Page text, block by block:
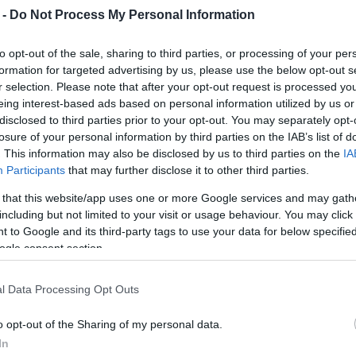
Do Not Process My Personal Information
opt-out of the sale, sharing to third parties, or processing of your
for targeted advertising by us, please use the below opt-out
selection. Please note that after your opt-out request is processed
interest-based ads based on personal information utilized by us
to third parties prior to your opt-out. You may separately
of your personal information by third parties on the IAB’s list of
This information may also be disclosed by us to third parties on the
Participants that may further disclose it to other third parties.
that this website/app uses one or more Google services and may
but not limited to your visit or usage behaviour. You may
to Google and its third-party tags to use your data for below
consent section.
Data Processing Opt Outs
opt-out of the Sharing of my personal data.
οι άνθρωποι της
της διεθνών πτήσεων από
με τον πιο χαρακτηριστικό και
κίνησης αφιξοαναχωρήσεων και στο κερκυραϊκό
οι διεθνείς επιβάτες τον Απρίλιο και 173 τον
107 χιλιάδες το αντίστοιχο δίμηνο του
είναι αποκλειστικά κερκυραϊκή, δείτε τα
αεροδρόμιο της Ρόδου, Διαγόρας.
βυθίζοντας ταμειακά και τον εθνικό
τον τελευταίο ενάμιση μήνα – η πτώση ήταν